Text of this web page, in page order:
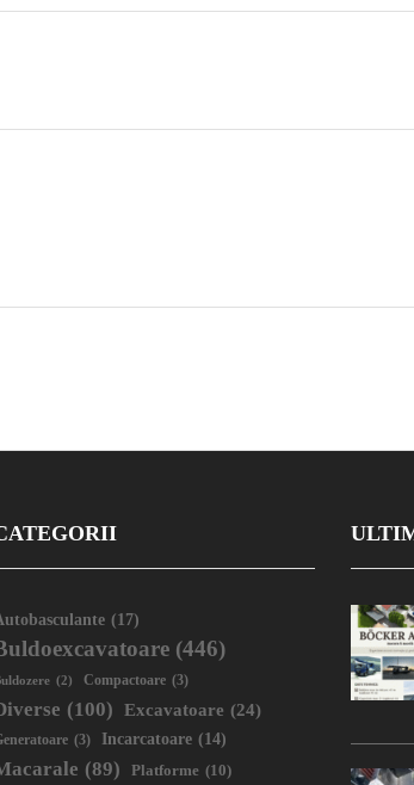
(17)
(446)
(2) Compactoare (3)
(100) Excavatoare (24)
(3) Incarcatoare (14)
(89) Platforme (10)